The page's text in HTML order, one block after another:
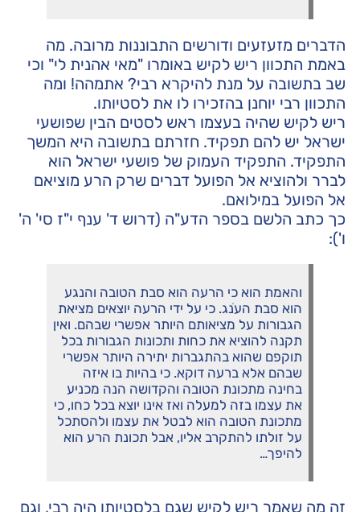
הדברים מזעזעים ודורשים התבוננות מרובה. מה
באמת התכוון ריש לקיש באומרו "מאי אהנית לי" וכי
שב בתשובה על מנת להיקרא רבי? אתמהה! ומה
התכוון רבי יוחנן בהזכירו לו את לסטיותו.
ריש לקיש שהיה בעצמו ראש לסטים הבין שפושעי
ישראל יש להם תפקיד. חזרתם בתשובה היא המשך
התפקיד. התפקיד העמוק של פושעי ישראל הוא
לברר ולהוציא אל הפועל דברים שרק הרע מוציאם
אל הפועל במילואם.
כך כתב הלשם בספר הדע"ה (דרוש ד' ענף י"ז סי' ה'
ו'):
והאמת הוא כי הרעה הוא סבת הטובה והנגע
הוא סבת העֹנג. כי על ידי הרעה יוצאים מציאת
הגבורות על מציאותם היותר אפשרי שבהם. ואין
תקנה להוציא את כחות ותכונות הגבורות בכל
תוקפם שהוא בהתגברות יתירה היותר אפשרי
שבהם אלא ברעה דוקא. כי בהיות בו איזה
בחינה מתכונת הטובה והקדושה הנה מכניע
את עצמו בזה למעלה ואז אינו יוצא בכל כחו, כי
מתכונת הטובה הוא לבטל את עצמו ולהסתכל
על זולתו להתקרב אליו, אבל תכונת הרע הוא
להיפך…
זה מה שאמר ריש לקיש שגם בלסטיותו היה רבי, וגם